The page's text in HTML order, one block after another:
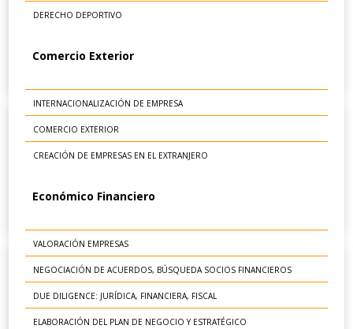
DERECHO DEPORTIVO
Comercio Exterior
INTERNACIONALIZACIÓN DE EMPRESA
COMERCIO EXTERIOR
CREACIÓN DE EMPRESAS EN EL EXTRANJERO
Económico Financiero
VALORACIÓN EMPRESAS
NEGOCIACIÓN DE ACUERDOS, BÚSQUEDA SOCIOS FINANCIEROS
DUE DILIGENCE: JURÍDICA, FINANCIERA, FISCAL
ELABORACIÓN DEL PLAN DE NEGOCIO Y ESTRATÉGICO